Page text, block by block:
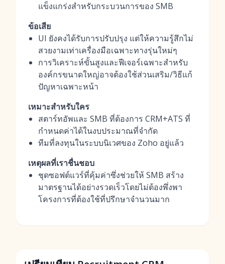
แข็งแกร่งสำหรับกระบวนการของ SMB
ข้อเสีย
UI ยังคงได้รับการปรับปรุง แต่ให้ความรู้สึกไม่
สวยงามเท่าเครื่องมือเฉพาะทางรุ่นใหม่ๆ
การวิเคราะห์ขั้นสูงและฟีเจอร์เฉพาะสำหรับ
องค์กรขนาดใหญ่อาจต้องใช้ส่วนเสริม/วิธีแก้
ปัญหาเฉพาะหน้า
เหมาะสำหรับใคร
สตาร์ทอัพและ SMB ที่ต้องการ CRM+ATS ที่
กำหนดค่าได้ในงบประมาณที่จำกัด
ทีมที่ลงทุนในระบบนิเวศของ Zoho อยู่แล้ว
เหตุผลที่เราชื่นชอบ
ชุดซอฟต์แวร์ที่คุ้มค่าซึ่งช่วยให้ SMB สร้าง
มาตรฐานได้อย่างรวดเร็วโดยไม่ต้องพึ่งพา
โครงการที่ต้องใช้ที่ปรึกษาจำนวนมาก